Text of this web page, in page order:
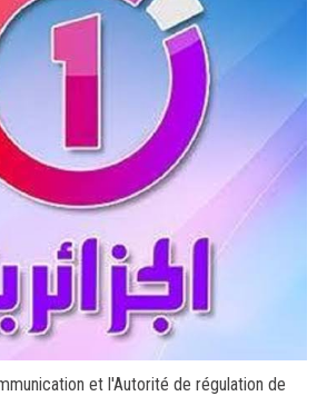
et l'Autorité de régulation de